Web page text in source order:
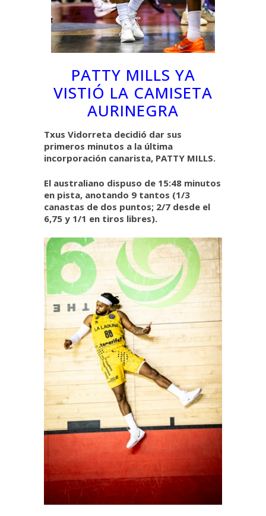
PATTY MILLS YA
VISTIÓ LA CAMISETA
AURINEGRA
Txus Vidorreta decidió dar sus
primeros minutos a la última
incorporación canarista, PATTY MILLS.
El australiano dispuso de 15:48 minutos
en pista, anotando 9 tantos (1/3
canastas de dos puntos; 2/7 desde el
6,75 y 1/1 en tiros libres).